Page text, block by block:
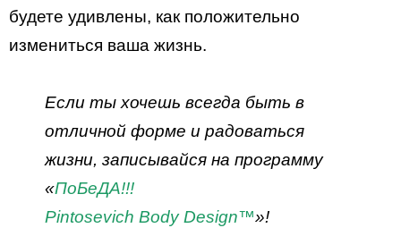
будете удивлены, как положительно
измениться ваша жизнь.
Если ты хочешь всегда быть в
отличной форме и радоваться
жизни, записывайся на программу
«ПоБеДА!!!
Pintosevich Body Design™»!